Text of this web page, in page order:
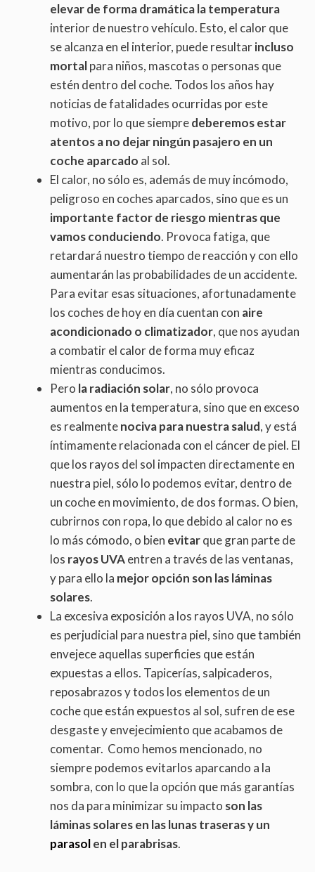
elevar de forma dramática la temperatura
interior de nuestro vehículo. Esto, el calor que
se alcanza en el interior, puede resultarincluso
mortalpara niños, mascotas o personas que
estén dentro del coche. Todos los años hay
noticias de fatalidades ocurridas por este
motivo, por lo que siempredeberemos estar
atentos a no dejar ningún pasajero en un
coche aparcado al sol.
El calor, no sólo es, además de muy incómodo,
peligroso en coches aparcados, sino que es un
importante factor de riesgo mientras que
vamos conduciendo. Provoca fatiga, que
retardará nuestro tiempo de reacción y con ello
aumentarán las probabilidades de un accidente.
Para evitar esas situaciones, afortunadamente
los coches de hoy en día cuentan con aire
acondicionado o climatizador, que nos ayudan
a combatir el calor de forma muy eficaz
mientras conducimos.
Pero la radiación solar, no sólo provoca
aumentos en la temperatura, sino que en exceso
es realmentenociva para nuestra salud, y está
íntimamente relacionada con el cáncer de piel. El
que los rayos del sol impacten directamente en
nuestra piel, sólo lo podemos evitar, dentro de
un coche en movimiento, de dos formas. O bien,
cubrirnos con ropa, lo que debido al calor no es
lo más cómodo, o bien evitarque gran parte de
los rayos UVAentren a través de las ventanas,
y para ello la mejor opción son las láminas
solares.
La excesiva exposición a los rayos UVA, no sólo
es perjudicial para nuestra piel, sino que también
envejece aquellas superficies que están
expuestas a ellos. Tapicerías, salpicaderos,
reposabrazos y todos los elementos de un
coche que están expuestos al sol, sufren de ese
desgaste y envejecimiento que acabamos de
comentar. Como hemos mencionado, no
siempre podemos evitarlos aparcando a la
sombra, con lo que la opción que más garantías
nos da para minimizar su impacto son las
láminas solares en las lunas traseras y un
parasolen el parabrisas.